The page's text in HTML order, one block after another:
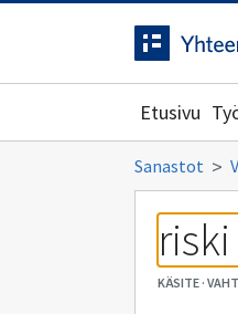
Siirrytty
Etusivu
Sanastot
riski
KÄSITE·